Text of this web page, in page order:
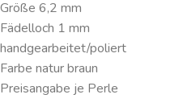
Größe 6,2 mm
Fädelloch 1 mm
handgearbeitet/poliert
Farbe natur braun
Preisangabe je Perle